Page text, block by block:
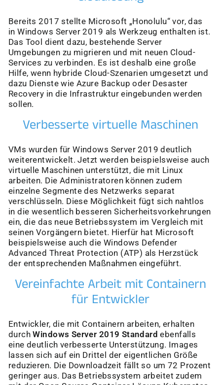
Bereits 2017 stellte Microsoft „Honolulu“ vor, das
in Windows Server 2019 als Werkzeug enthalten ist.
Das Tool dient dazu, bestehende Server
Umgebungen zu migrieren und mit neuen Cloud-
Services zu verbinden. Es ist deshalb eine große
Hilfe, wenn hybride Cloud-Szenarien umgesetzt und
dazu Dienste wie Azure Backup oder Desaster
Recovery in die Infrastruktur eingebunden werden
sollen.
Verbesserte virtuelle Maschinen
VMs wurden für Windows Server 2019 deutlich
weiterentwickelt. Jetzt werden beispielsweise auch
virtuelle Maschinen unterstützt, die mit Linux
arbeiten. Die Administratoren können zudem
einzelne Segmente des Netzwerks separat
verschlüsseln. Diese Möglichkeit fügt sich nahtlos
in die wesentlich besseren Sicherheitsvorkehrungen
ein, die das neue Betriebssystem im Vergleich mit
seinen Vorgängern bietet. Hierfür hat Microsoft
beispielsweise auch die Windows Defender
Advanced Threat Protection (ATP) als Herzstück
der entsprechenden Maßnahmen eingeführt.
Vereinfachte Arbeit mit Containern
für Entwickler
Entwickler, die mit Containern arbeiten, erhalten
durchWindows Server 2019 Standard ebenfalls
eine deutlich verbesserte Unterstützung. Images
lassen sich auf ein Drittel der eigentlichen Größe
reduzieren. Die Downloadzeit fällt so um 72 Prozent
geringer aus. Das Betriebssystem arbeitet zudem